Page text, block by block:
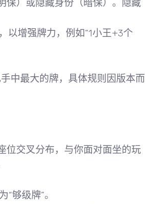
保）或隐藏身份（暗保）。隐藏
以增强牌力，例如“1小王+3个
中最大的牌，具体规则因版本而
位交叉分布，与你面对面坐的玩
够级牌”。